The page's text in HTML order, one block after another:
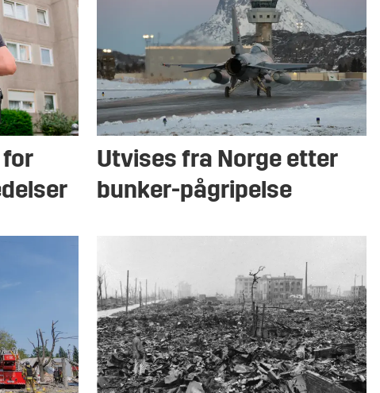
for
Utvises fra Norge etter
bunker-pågripelse